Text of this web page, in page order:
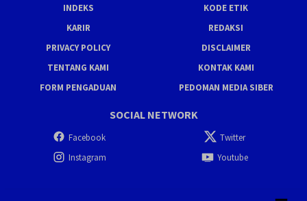
INDEKS
KODE ETIK
KARIR
REDAKSI
PRIVACY POLICY
DISCLAIMER
TENTANG KAMI
KONTAK KAMI
FORM PENGADUAN
PEDOMAN MEDIA SIBER
SOCIAL NETWORK
Facebook
Twitter
Instagram
Youtube